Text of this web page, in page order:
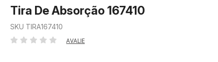
Tira De Absorção 167410
SKU TIRA167410
AVALIE